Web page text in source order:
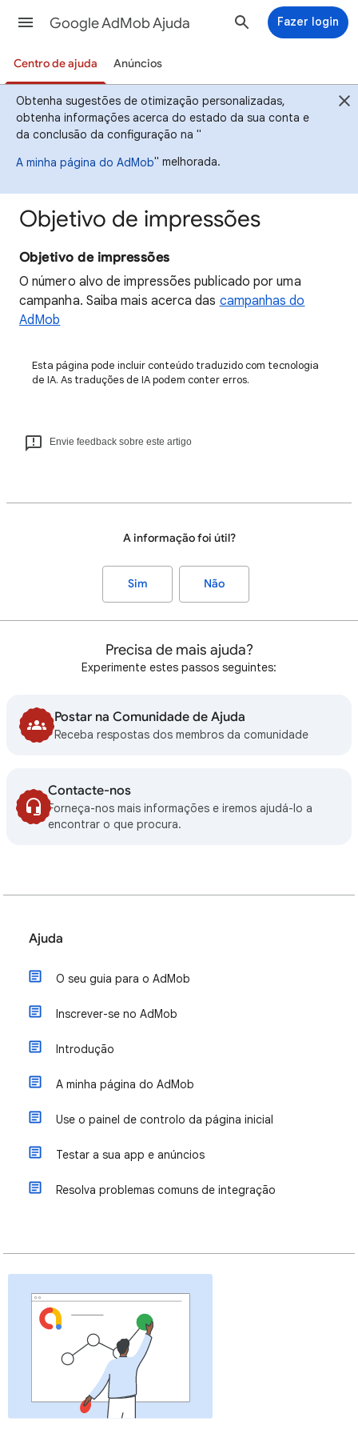
Google AdMob Ajuda Fazer login
Centro de ajuda Anúncios
Obtenha sugestões de otimização personalizadas,
obtenha informações acerca do estado da sua conta e
da conclusão da configuração na "
A minha página do AdMob" melhorada.
Objetivo de impressões
Objetivo de impressões
O número alvo de impressões publicado por uma
campanha. Saiba mais acerca das campanhas do
AdMob
Esta página pode incluir conteúdo traduzido com tecnologia
de IA. As traduções de IA podem conter erros.
Envie feedback sobre este artigo
A informação foi útil?
Sim Não
Precisa de mais ajuda?
Experimente estes passos seguintes:
Postar na Comunidade de Ajuda
Receba respostas dos membros da comunidade
Contacte-nos
Forneça-nos mais informações e iremos ajudá-lo a
encontrar o que procura.
Ajuda
O seu guia para o AdMob
Inscrever-se no AdMob
Introdução
A minha página do AdMob
Use o painel de controlo da página inicial
Testar a sua app e anúncios
Resolva problemas comuns de integração